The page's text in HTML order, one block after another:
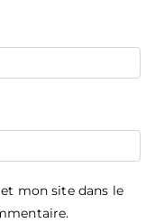
mon site dans le